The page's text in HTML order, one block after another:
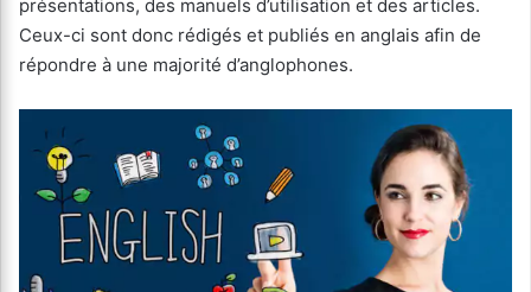
présentations, des manuels d’utilisation et des articles.
Ceux-ci sont donc rédigés et publiés en anglais afin de
répondre à une majorité d’anglophones.